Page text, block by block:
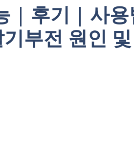
| 후기 | 사
부전 원인